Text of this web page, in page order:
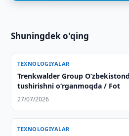
Shuningdek o'qing
TEXNOLOGIYALAR
Trenkwalder Group
tushirishni oʻrganmoqda / Fot
27/07/2026
TEXNOLOGIYALAR